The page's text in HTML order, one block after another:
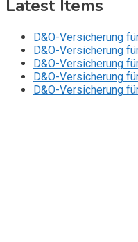
Latest Items
D&O-Versicherung
D&O-Versicherung
D&O-Versicherung
D&O-Versicherung
D&O-Versicherung